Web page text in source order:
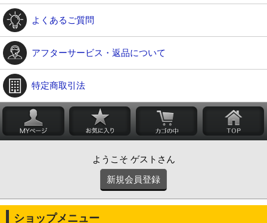
よくあるご質問
アフターサービス・返品について
特定商取引法
ようこそ ゲストさん
新規会員登録
ショップメニュー